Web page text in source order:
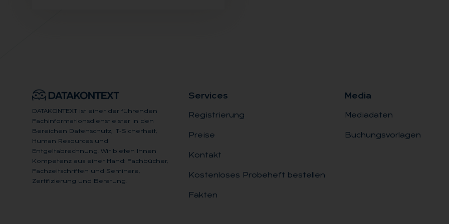
DATAKONTEXT ist einer der führenden
Fachinformationsdienstleister in den
Bereichen Datenschutz, IT-Sicherheit,
Human Resources und
Entgeltabrechnung. Wir bieten Ihnen
Kompetenz aus einer Hand: Fachbücher,
Fachzeitschriften und Seminare,
Zertifizierung und Beratung.
Ser­vices
Registrierung
Preise
Kontakt
Kostenloses Probeheft bestellen
Fakten
Me­dia
Mediadaten
Buchungsvorlagen